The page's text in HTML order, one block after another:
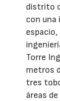
distrito
con una
Torre
metros
tres
áreas